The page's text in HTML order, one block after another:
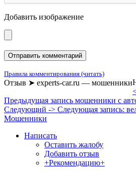
Добавить изображение
Правила комментирования (читать)
Отзыв ➤ experts-car.ru — мошенники
Предыдущая запись мошенники с
Следующий -> Следующая запись:
Мошенники
Написать
Оставить жалобу
Добавить отзыв
+Рекомендацию+